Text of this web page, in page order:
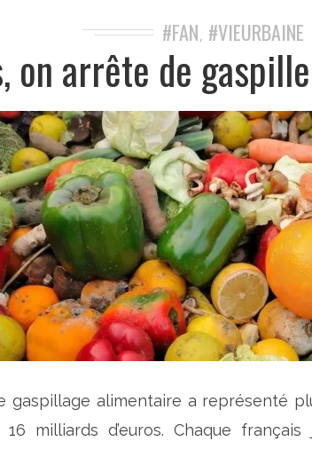
#FAN, #VIEURBAINE
on arrête de
gaspillage alimentaire a représenté
milliards d’euros. Chaque